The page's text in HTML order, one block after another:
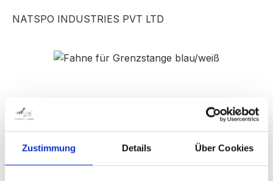
Zustimmung Details Über Cookies
NATSPO INDUSTRIES PVT LTD
Bildergalerie überspringen